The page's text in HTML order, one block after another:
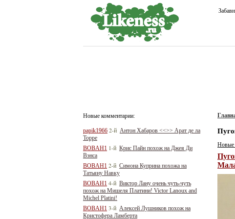
Новые комментарии:
papik1966 2-й Антон Хабаров <<>> Арат де ла
Торре
BOBAH1 1-й Крис Пайн похож на Джея Ди
Вэнса
BOBAH1 2-й Симона Куприна похожа на
Татьяну Навку
BOBAH1 4-й Виктор Лану очень чуть-чуть
похож на Мишеля Платини! Victor Lanoux and
Michel Platini!
BOBAH1 3-й Алексей Лушников похож на
Кристофера Ламберта
Новые